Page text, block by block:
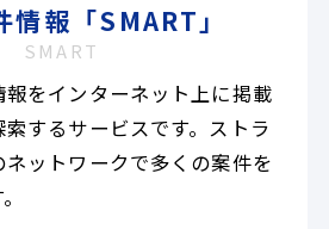
情報「SMART」
SMART
をインターネット上に掲載
するサービスです。ストラ
ットワークで多くの案件を